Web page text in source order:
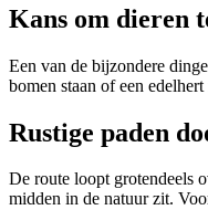
Kans om dieren
Een van de bijzondere
bomen staan of een
Rustige paden
De route loopt grotendeels
midden in de natuur zit.